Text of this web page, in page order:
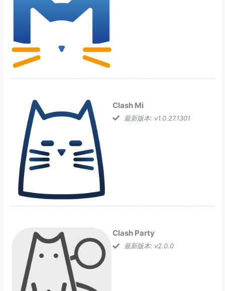
Clash Mi
最新版本: v1.0.27.1301
Clash Party
最新版本: v2.0.0